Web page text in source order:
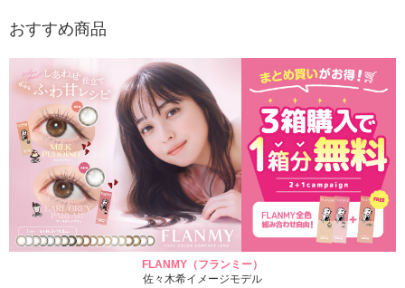
おすすめ商品
FLANMY（フランミー）
佐々木希イメージモデル